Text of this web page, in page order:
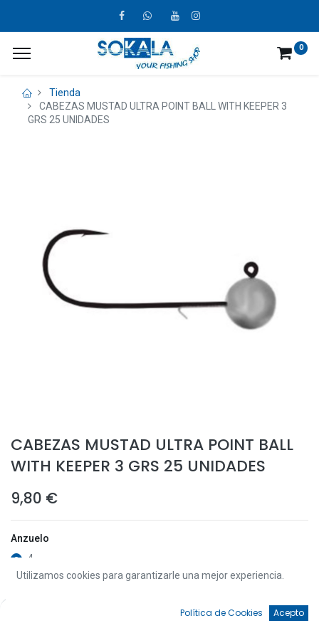
0
Tienda
CABEZAS MUSTAD ULTRA POINT BALL WITH KEEPER 3
GRS 25 UNIDADES
CABEZAS MUSTAD ULTRA POINT BALL
WITH KEEPER 3 GRS 25 UNIDADES
9,80 €
Anzuelo
4
6
Utilizamos cookies para garantizarle una mejor experiencia.
Política de Cookies Acepto